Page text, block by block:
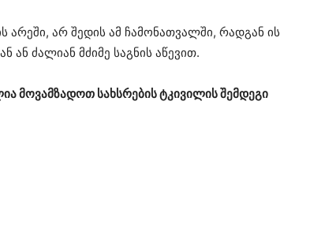
არეში, არ შედის ამ ჩამონათვალში, რადგან ის
ან ძალიან მძიმე საგნის აწევით.
მოვამზადოთ სახსრების ტკივილის შემდეგი